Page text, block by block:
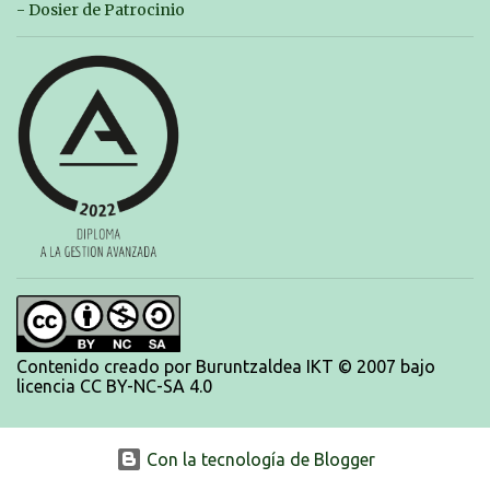
piscina a las 14:30 el sabado y a las 8:30 el domingo (polideportivo
- Dosier de Patrocinio
Contenido creado por Buruntzaldea IKT © 2007 bajo
licencia CC BY-NC-SA 4.0
Con la tecnología de Blogger